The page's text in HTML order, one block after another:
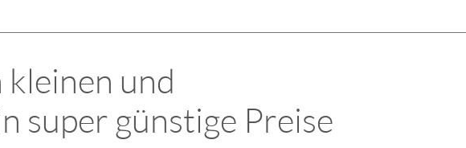
kleinen und
super günstige Preise